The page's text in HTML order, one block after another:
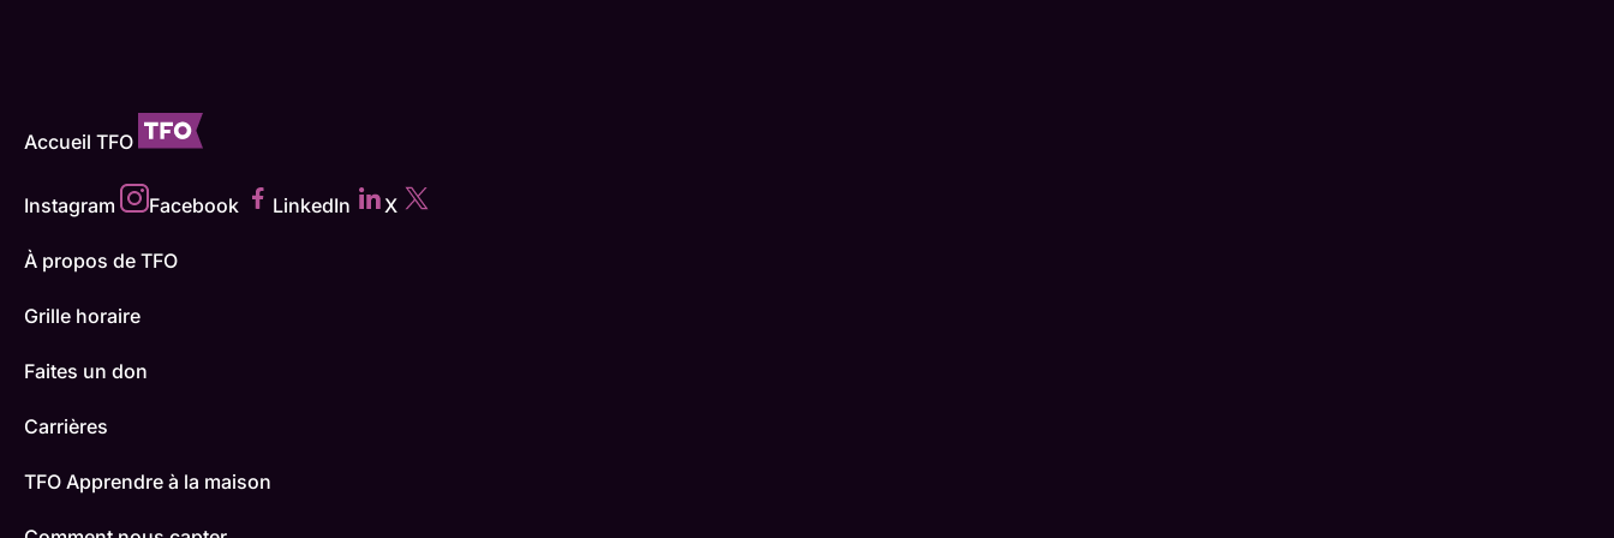
Accueil TFO
Instagram Facebook LinkedIn X
À propos de TFO
Grille horaire
Faites un don
Carrières
TFO Apprendre à la maison